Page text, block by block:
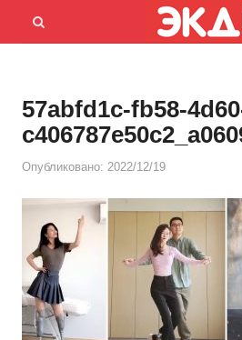
Menu
Открыть
57abfd1c-fb58-
Опубликовано: 2022/12/19